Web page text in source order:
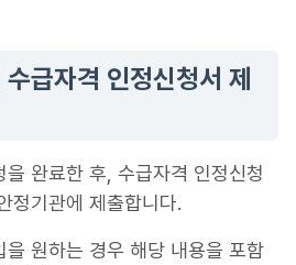
급자격 인정신청서 제
완료한 후, 수급자격 인정신청
정기관에 제출합니다.
을 원하는 경우 해당 내용을 포함